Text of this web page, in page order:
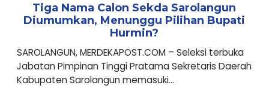
Tiga Nama Calon Sekda Sarolangun
Diumumkan, Menunggu Pilihan Bupati
Hurmin?
SAROLANGUN, MERDEKAPOST.COM – Seleksi terbuka
Jabatan Pimpinan Tinggi Pratama Sekretaris Daerah
Kabupaten Sarolangun memasuki...